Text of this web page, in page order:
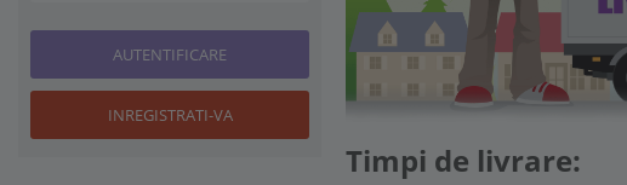
AUTENTIFICARE
INREGISTRATI-VA
Timpi de livrare: